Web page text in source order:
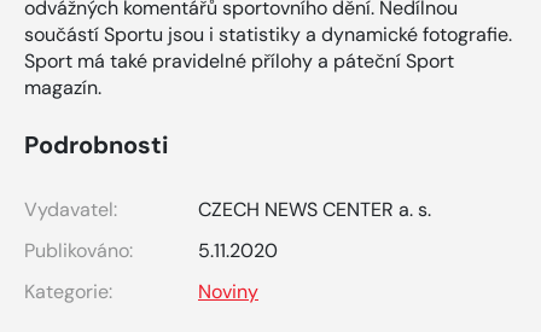
odvážných komentářů sportovního dění. Nedílnou
součástí Sportu jsou i statistiky a dynamické fotografie.
Sport má také pravidelné přílohy a páteční Sport
magazín.
Podrobnosti
Vydavatel:
CZECH NEWS CENTER a. s.
Publikováno:
5.11.2020
Kategorie:
Noviny